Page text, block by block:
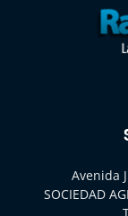
Avenida
SOCIEDAD